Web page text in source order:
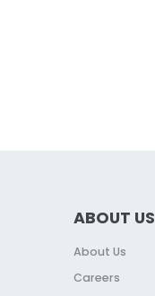
ABOUT US
About Us
Careers